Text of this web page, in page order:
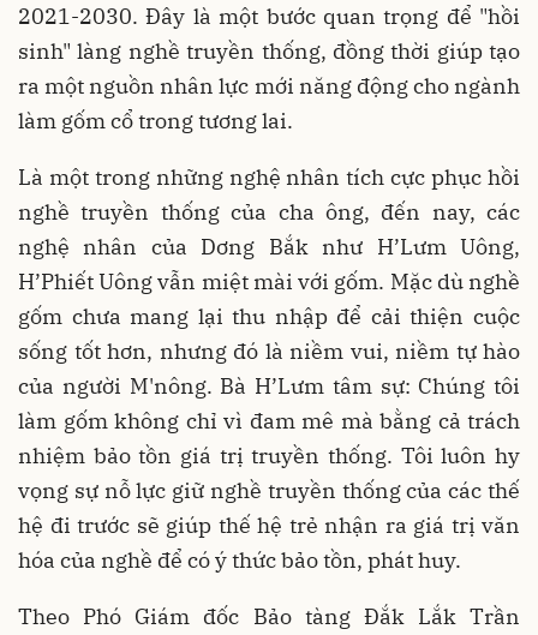
2021-2030. Đây là một bước quan trọng để "hồi
sinh" làng nghề truyền thống, đồng thời giúp tạo
ra một nguồn nhân lực mới năng động cho ngành
làm gốm cổ trong tương lai.
Là một trong những nghệ nhân tích cực phục hồi
nghề truyền thống của cha ông, đến nay, các
nghệ nhân của Dơng Bắk như H’Lưm Uông,
H’Phiết Uông vẫn miệt mài với gốm. Mặc dù nghề
gốm chưa mang lại thu nhập để cải thiện cuộc
sống tốt hơn, nhưng đó là niềm vui, niềm tự hào
của người M'nông. Bà H’Lưm tâm sự: Chúng tôi
làm gốm không chỉ vì đam mê mà bằng cả trách
nhiệm bảo tồn giá trị truyền thống. Tôi luôn hy
vọng sự nỗ lực giữ nghề truyền thống của các thế
hệ đi trước sẽ giúp thế hệ trẻ nhận ra giá trị văn
hóa của nghề để có ý thức bảo tồn, phát huy.
Theo Phó Giám đốc Bảo tàng Đắk Lắk Trần